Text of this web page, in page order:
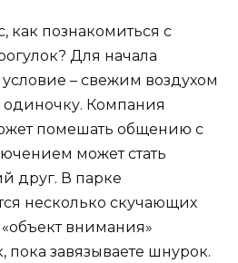
как познакомиться с
Для начала
– свежим воздухом
Компания
помешать общению с
может стать
друг. В парке
несколько скучающих
внимания»
пока завязываете шнурок.